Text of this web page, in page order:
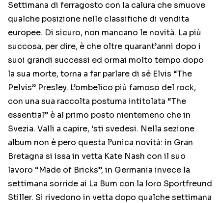
Settimana di ferragosto con la calura che smuove
qualche posizione nelle classifiche di vendita
europee. Di sicuro, non mancano le novità. La più
succosa, per dire, è che oltre quarant’anni dopo i
suoi grandi successi ed ormai molto tempo dopo
la sua morte, torna a far parlare di sé Elvis “The
Pelvis” Presley. L’ombelico più famoso del rock,
con una sua raccolta postuma intitolata “The
essential” è al primo posto nientemeno che in
Svezia. Valli a capire, ‘sti svedesi. Nella sezione
album non è pero questa l’unica novità: in Gran
Bretagna si issa in vetta Kate Nash con il suo
lavoro “Made of Bricks”, in Germania invece la
settimana sorride ai La Bum con la loro Sportfreund
Stiller. Si rivedono in vetta dopo qualche settimana